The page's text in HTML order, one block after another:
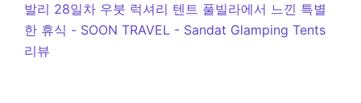
발리 28일차 우붓 럭셔리 텐트 풀빌라에서 느낀 특별
한 휴식 - SOON TRAVEL - Sandat Glamping Tents
리뷰